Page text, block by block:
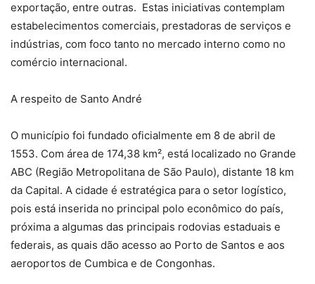
exportação, entre outras. Estas iniciativas contemplam
estabelecimentos comerciais, prestadoras de serviços e
indústrias, com foco tanto no mercado interno como no
comércio internacional.
A respeito de Santo André
O município foi fundado oficialmente em 8 de abril de
1553. Com área de 174,38 km², está localizado no Grande
ABC (Região Metropolitana de São Paulo), distante 18 km
da Capital. A cidade é estratégica para o setor logístico,
pois está inserida no principal polo econômico do país,
próxima a algumas das principais rodovias estaduais e
federais, as quais dão acesso ao Porto de Santos e aos
aeroportos de Cumbica e de Congonhas.